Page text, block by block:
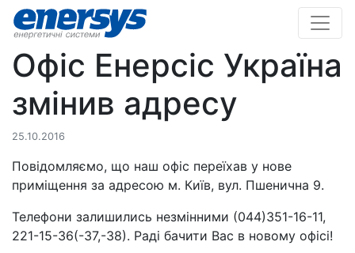
Офіс Енерсіс Україна
змінив адресу
25.10.2016
Повідомляємо, що наш офіс переїхав у нове
приміщення за адресою м. Київ, вул. Пшенична 9.
Телефони залишились незмінними (044)351-16-11,
221-15-36(-37,-38). Раді бачити Вас в новому офісі!